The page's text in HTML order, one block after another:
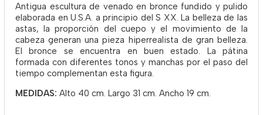
Antigua escultura de venado en bronce fundido y pulido
elaborada en U.S.A. a principio del S XX. La belleza de las
astas, la proporción del cuepo y el movimiento de la
cabeza generan una pieza hiperrealista de gran belleza.
El bronce se encuentra en buen estado. La pátina
formada con diferentes tonos y manchas por el paso del
tiempo complementan esta figura.
MEDIDAS: Alto 40 cm. Largo 31 cm. Ancho 19 cm.